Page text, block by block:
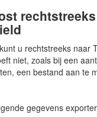
u rechtstreeks naar
niet, zoals bij een
een bestand aan te
gegevens